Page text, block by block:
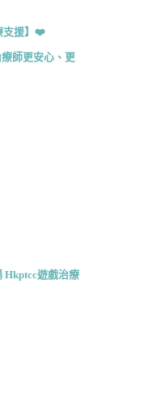
支援】❤️
師更安心、更
Hkptcc遊戲治療